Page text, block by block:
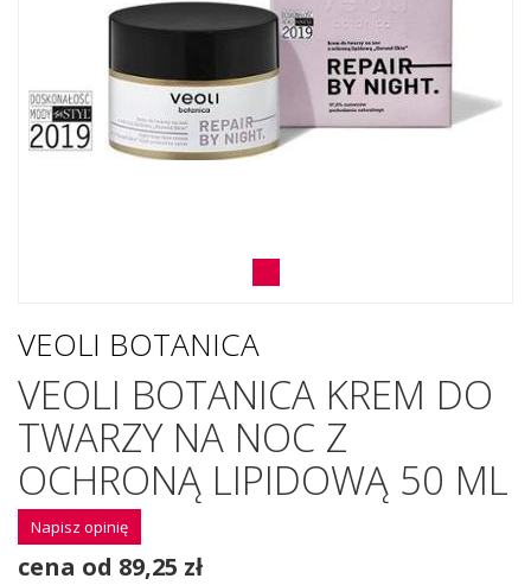
VEOLI BOTANICA
VEOLI BOTANICA KREM DO
TWARZY NA NOC Z
OCHRONĄ LIPIDOWĄ 50 ML
Napisz opinię
cena od 89,25 zł